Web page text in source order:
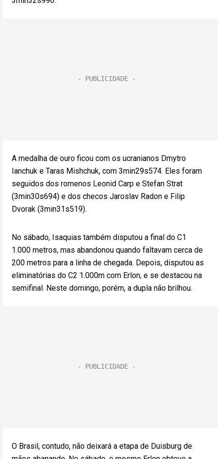
A medalha de ouro ficou com os ucranianos Dmytro
Ianchuk e Taras Mishchuk, com 3min29s574. Eles foram
seguidos dos romenos Leonid Carp e Stefan Strat
(3min30s694) e dos checos Jaroslav Radon e Filip
Dvorak (3min31s519).
No sábado, Isaquias também disputou a final do C1
1.000 metros, mas abandonou quando faltavam cerca de
200 metros para a linha de chegada. Depois, disputou as
eliminatórias do C2 1.000m com Erlon, e se destacou na
semifinal. Neste domingo, porém, a dupla não brilhou.
O Brasil, contudo, não deixará a etapa de Duisburg de